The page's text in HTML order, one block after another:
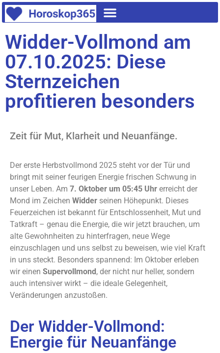
Widder-Vollmond am
07.10.2025: Diese
Sternzeichen
profitieren besonders
Zeit für Mut, Klarheit und Neuanfänge.
Der erste Herbstvollmond 2025 steht vor der Tür und
bringt mit seiner feurigen Energie frischen Schwung in
unser Leben. Am 7. Oktober um 05:45 Uhr erreicht der
Mond im Zeichen Widder seinen Höhepunkt. Dieses
Feuerzeichen ist bekannt für Entschlossenheit, Mut und
Tatkraft – genau die Energie, die wir jetzt brauchen, um
alte Gewohnheiten zu hinterfragen, neue Wege
einzuschlagen und uns selbst zu beweisen, wie viel Kraft
in uns steckt. Besonders spannend: Im Oktober erleben
wir einen Supervollmond , der nicht nur heller, sondern
auch intensiver wirkt – die ideale Gelegenheit,
Veränderungen anzustoßen.
Der Widder-Vollmond:
Energie für Neuanfänge